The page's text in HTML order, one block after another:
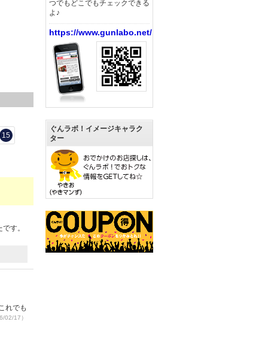
15
す。
れでも
02/17）
つでもどこでもチェックできる
よ♪
https://www.gunlabo.net/
ぐんラボ！イメージキャラク
ター